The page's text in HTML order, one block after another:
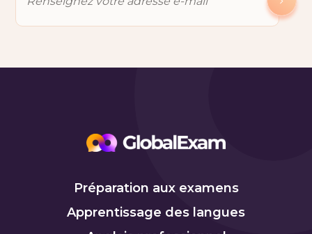
Préparation aux examens
Apprentissage des langues